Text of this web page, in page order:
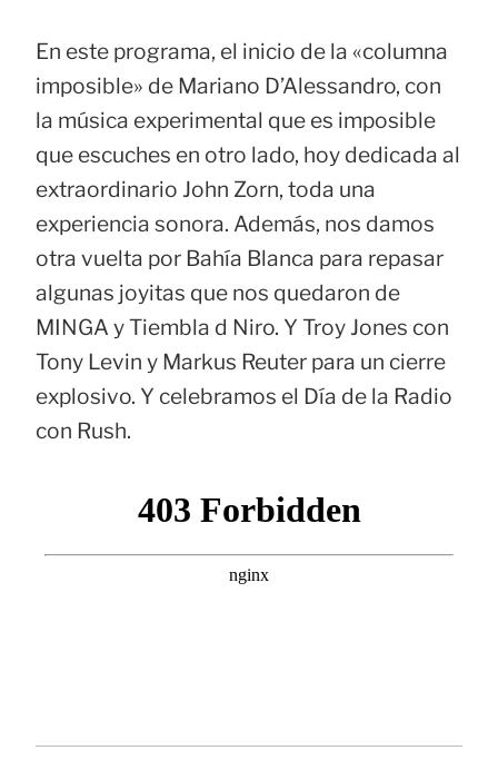
En este programa, el inicio de la «columna
imposible» de Mariano D’Alessandro, con
la música experimental que es imposible
que escuches en otro lado, hoy dedicada al
extraordinario John Zorn, toda una
experiencia sonora. Además, nos damos
otra vuelta por Bahía Blanca para repasar
algunas joyitas que nos quedaron de
MINGA y Tiembla d Niro. Y Troy Jones con
Tony Levin y Markus Reuter para un cierre
explosivo. Y celebramos el Día de la Radio
con Rush.